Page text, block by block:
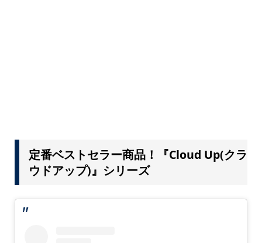
定番ベストセラー商品！『Cloud Up(クラ
ウドアップ)』シリーズ